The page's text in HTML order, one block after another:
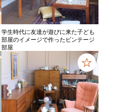
学生時代に友達が遊びに来た子ども
部屋のイメージで作ったビンテージ
部屋